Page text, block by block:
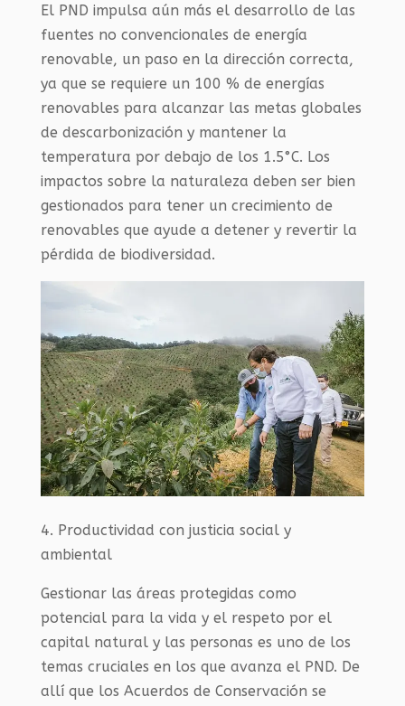
El PND impulsa aún más el desarrollo de las
fuentes no convencionales de energía
renovable, un paso en la dirección correcta,
ya que se requiere un 100 % de energías
renovables para alcanzar las metas globales
de descarbonización y mantener la
temperatura por debajo de los 1.5°C. Los
impactos sobre la naturaleza deben ser bien
gestionados para tener un crecimiento de
renovables que ayude a detener y revertir la
pérdida de biodiversidad.
4. Productividad con justicia social y
ambiental
Gestionar las áreas protegidas como
potencial para la vida y el respeto por el
capital natural y las personas es uno de los
temas cruciales en los que avanza el PND. De
allí que los Acuerdos de Conservación se